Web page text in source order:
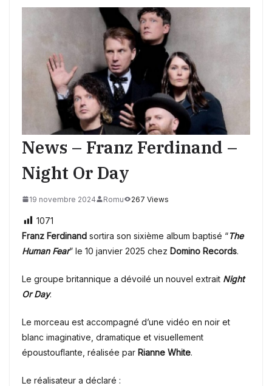
News – Franz Ferdinand –
Night Or Day
19 novembre 2024 Romu 267 Views
1071
Franz Ferdinand sortira son sixième album baptisé “The
Human Fear” le 10 janvier 2025 chez Domino Records.
Le groupe britannique a dévoilé un nouvel extrait Night
Or Day.
Le morceau est accompagné d’une vidéo en noir et
blanc imaginative, dramatique et visuellement
époustouflante, réalisée par Rianne White.
Le réalisateur a déclaré :